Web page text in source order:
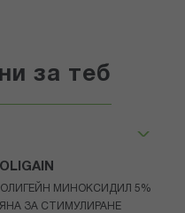
за теб
МИНОКСИДИЛ 5%
ЗА СТИМУЛИРАНЕ